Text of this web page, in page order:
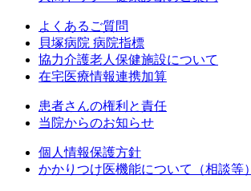
よくあるご質問
貝塚病院 病院指標
協力介護老人保健施設について
在宅医療情報連携加算
患者さんの権利と責任
当院からのお知らせ
個人情報保護方針
かかりつけ医機能について（相談等）